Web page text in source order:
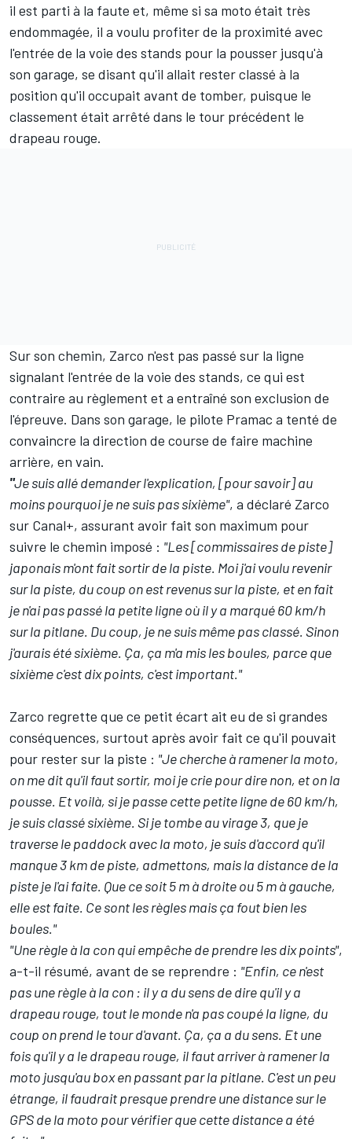
il est parti à la faute et, même si sa moto était très
endommagée, il a voulu profiter de la proximité avec
l'entrée de la voie des stands pour la pousser jusqu'à
son garage, se disant qu'il allait rester classé à la
position qu'il occupait avant de tomber, puisque le
classement était arrêté dans le tour précédent le
drapeau rouge.
Sur son chemin, Zarco n'est pas passé sur la ligne
signalant l'entrée de la voie des stands, ce qui est
contraire au règlement et a entraîné son exclusion de
l'épreuve. Dans son garage, le pilote Pramac a tenté de
convaincre la direction de course de faire machine
arrière, en vain.
"Je suis allé demander l'explication, [pour savoir] au
moins pourquoi je ne suis pas sixième", a déclaré Zarco
sur Canal+, assurant avoir fait son maximum pour
suivre le chemin imposé : "Les [commissaires de piste]
japonais m'ont fait sortir de la piste. Moi j'ai voulu revenir
sur la piste, du coup on est revenus sur la piste, et en fait
je n'ai pas passé la petite ligne où il y a marqué 60 km/h
sur la pitlane. Du coup, je ne suis même pas classé. Sinon
j'aurais été sixième. Ça, ça m'a mis les boules, parce que
sixième c'est dix points, c'est important."
Zarco regrette que ce petit écart ait eu de si grandes
conséquences, surtout après avoir fait ce qu'il pouvait
pour rester sur la piste : "Je cherche à ramener la moto,
on me dit qu'il faut sortir, moi je crie pour dire non, et on la
pousse. Et voilà, si je passe cette petite ligne de 60 km/h,
je suis classé sixième. Si je tombe au virage 3, que je
traverse le paddock avec la moto, je suis d'accord qu'il
manque 3 km de piste, admettons, mais la distance de la
piste je l'ai faite. Que ce soit 5 m à droite ou 5 m à gauche,
elle est faite. Ce sont les règles mais ça fout bien les
boules."
"Une règle à la con qui empêche de prendre les dix points",
a-t-il résumé, avant de se reprendre : "Enfin, ce n'est
pas une règle à la con : il y a du sens de dire qu'il y a
drapeau rouge, tout le monde n'a pas coupé la ligne, du
coup on prend le tour d'avant. Ça, ça a du sens. Et une
fois qu'il y a le drapeau rouge, il faut arriver à ramener la
moto jusqu'au box en passant par la pitlane. C'est un peu
étrange, il faudrait presque prendre une distance sur le
GPS de la moto pour vérifier que cette distance a été